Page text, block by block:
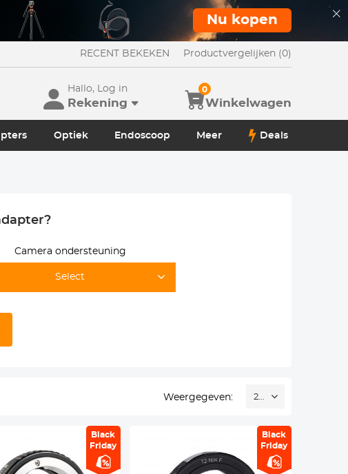
Nu kopen
RECENT BEKEKEN Productvergelijken (0)
Hallo, Log in
Rekening Winkelwagen
0
Optiek Endoscoop Meer Deals
Camera ondersteuning
Select
Weergegeven: 24
Black
Friday
Black
Friday